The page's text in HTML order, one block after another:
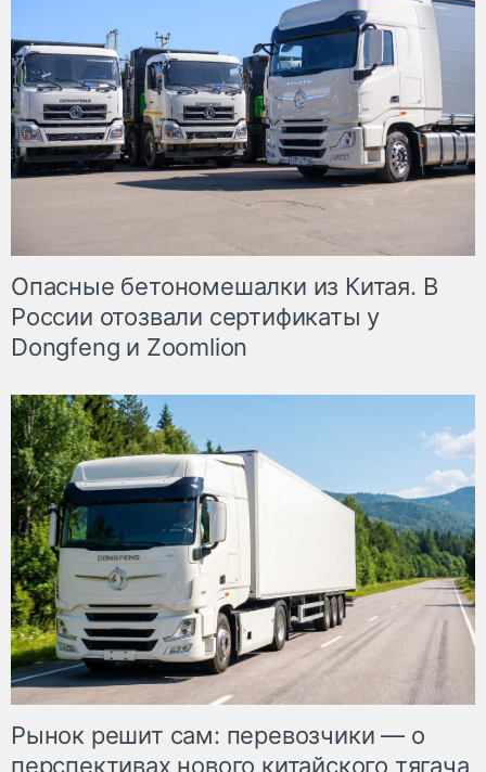
Опасные бетономешалки из Китая. В
России отозвали сертификаты у
Dongfeng и Zoomlion
Рынок решит сам: перевозчики — о
перспективах нового китайского тягача